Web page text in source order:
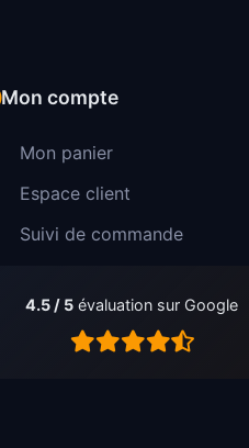
Mon compte
Mon panier
Espace client
Suivi de commande
4.5 / 5 évaluation sur Google